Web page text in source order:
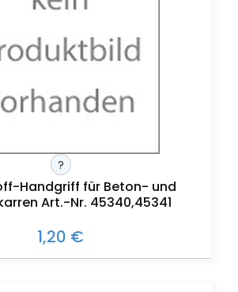
?
Handgriff für Beton- und
Art.-Nr. 45340,45341
1,20 €